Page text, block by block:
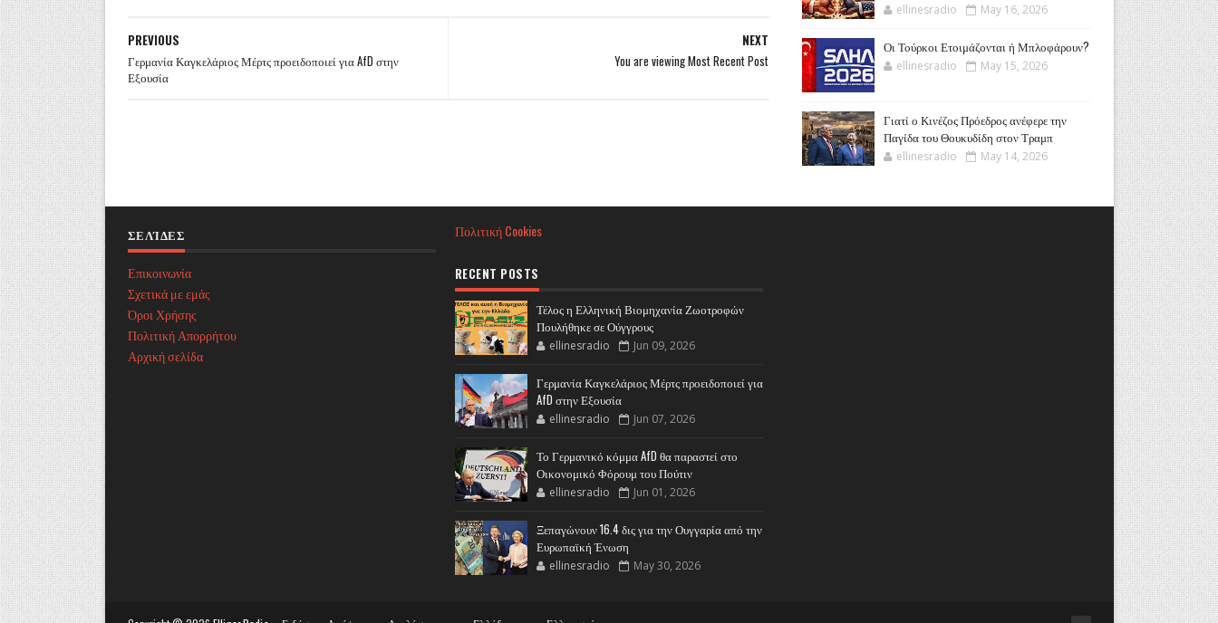
NEXT
You are viewing Most Recent Post
PREVIOUS
Γερμανία Καγκελάριος Μέρτς προειδοποιεί για AfD στην
Εξουσία
ellinesradio May 16, 2026
Οι Τούρκοι Ετοιμάζονται ή Μπλοφάρουν?
ellinesradio May 15, 2026
Γιατί ο Κινέζος Πρόεδρος ανέφερε την
Παγίδα του Θουκυδίδη στον Τραμπ
ellinesradio May 14, 2026
ΣΕΛΊΔΕΣ
Επικοινωνία
Σχετικά με εμάς
Όροι Χρήσης
Πολιτική Απορρήτου
Αρχική σελίδα
Πολιτική Cookies
RECENT POSTS
Τέλος η Ελληνική Βιομηχανία Ζωοτροφών
Πουλήθηκε σε Ούγγρους
ellinesradio Jun 09, 2026
Γερμανία Καγκελάριος Μέρτς προειδοποιεί για
AfD στην Εξουσία
ellinesradio Jun 07, 2026
Το Γερμανικό κόμμα AfD θα παραστεί στο
Οικονομικό Φόρουμ του Πούτιν
ellinesradio Jun 01, 2026
Ξεπαγώνουν 16.4 δις για την Ουγγαρία από την
Ευρωπαϊκή Ένωση
ellinesradio May 30, 2026